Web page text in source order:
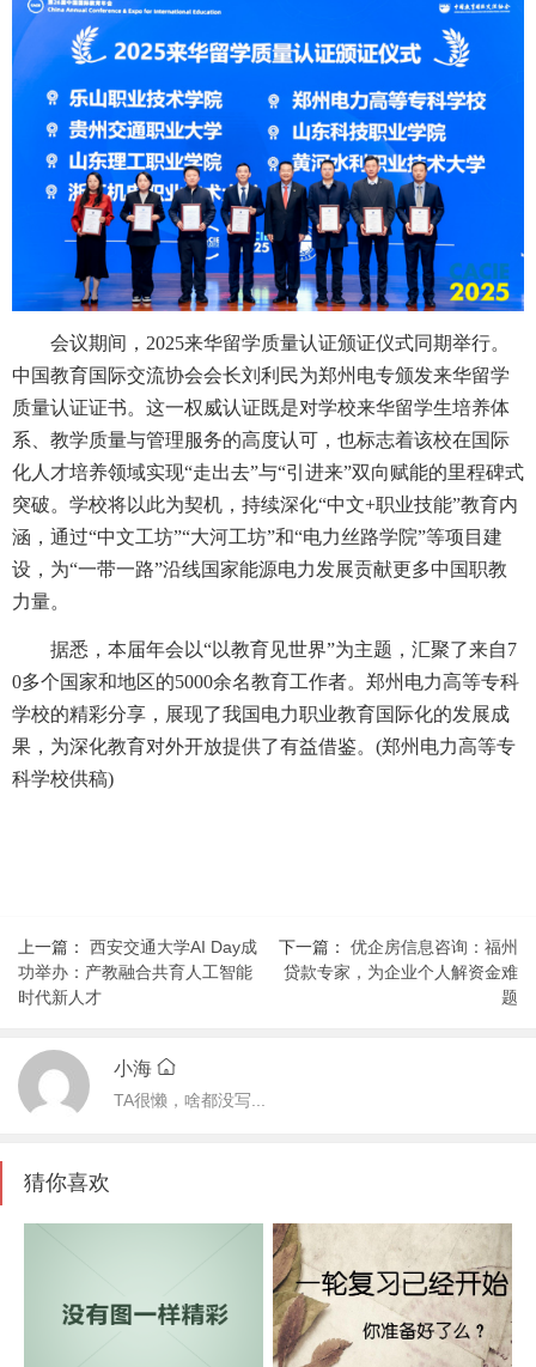
会议期间，2025来华留学质量认证颁证仪式同期举行。
中国教育国际交流协会会长刘利民为郑州电专颁发来华留学
质量认证证书。这一权威认证既是对学校来华留学生培养体
系、教学质量与管理服务的高度认可，也标志着该校在国际
化人才培养领域实现“走出去”与“引进来”双向赋能的里程碑式
突破。学校将以此为契机，持续深化“中文+职业技能”教育内
涵，通过“中文工坊”“大河工坊”和“电力丝路学院”等项目建
设，为“一带一路”沿线国家能源电力发展贡献更多中国职教
力量。
据悉，本届年会以“以教育见世界”为主题，汇聚了来自7
0多个国家和地区的5000余名教育工作者。郑州电力高等专科
学校的精彩分享，展现了我国电力职业教育国际化的发展成
果，为深化教育对外开放提供了有益借鉴。(郑州电力高等专
科学校供稿)
上一篇： 西安交通大学AI Day成
功举办：产教融合共育人工智能
时代新人才
下一篇： 优企房信息咨询：福州
贷款专家，为企业个人解资金难
题
小海
TA很懒，啥都没写...
猜你喜欢